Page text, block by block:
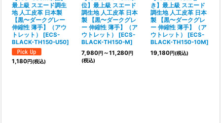
最上級 スエード調生
地 人工皮革 日本製
【黒〜ダークグレー
伸縮性 薄手】（アウ
トレット）
[ECS-
BLACK-TH150-U50]
1,180円(税込)
位】最上級 スエード
調生地 人工皮革 日本
製 【黒〜ダークグレ
ー 伸縮性 薄手】（ア
ウトレット）
[ECS-
BLACK-TH150-M]
7,980円～11,280円
(税込)
き】最上級 スエード
調生地 人工皮革 日本
製 【黒〜ダークグレ
ー 伸縮性 薄手】（ア
ウトレット）
[ECS-
BLACK-TH150-10M]
19,180円(税込)